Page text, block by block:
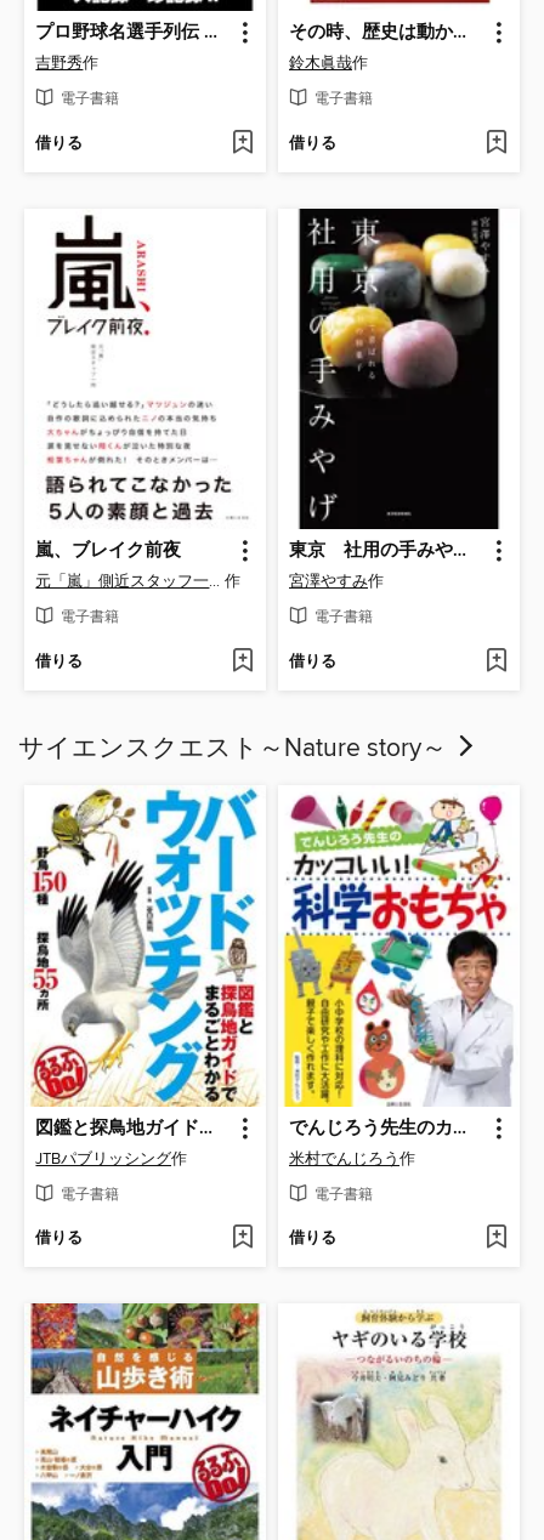
プロ野球名選手列伝 不滅の記録を残した超人から知られざるツワモノまで
吉野秀作
電子書籍
借りる
その時、歴史は動かなかった!? じつにアヤシイ「日本史の転換点」
鈴木眞哉作
電子書籍
借りる
嵐、ブレイク前夜
元「嵐」側近スタッフ一同 作
電子書籍
借りる
東京 社用の手みやげ―贈って喜ばれる極上の和菓子
宮澤やすみ作
電子書籍
借りる
サイエンスクエスト～Nature story～
図鑑と探鳥地ガイドでまるごとわかる バードウォッチング
JTBパブリッシング作
電子書籍
借りる
でんじろう先生のカッコいい!科学おもちゃ
米村でんじろう作
電子書籍
借りる